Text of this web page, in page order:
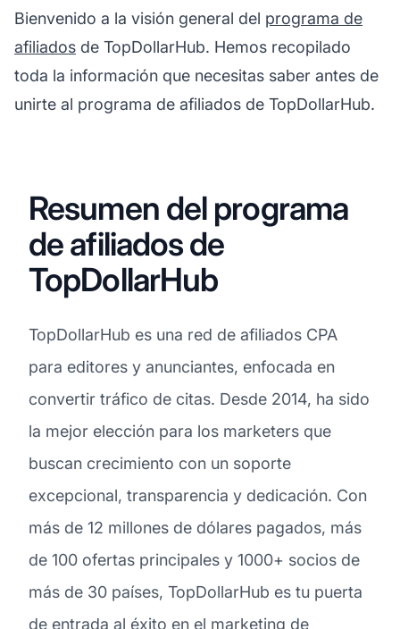
Bienvenido a la visión general del programa de
afiliados de TopDollarHub. Hemos recopilado
toda la información que necesitas saber antes de
unirte al programa de afiliados de TopDollarHub.
Resumen del programa
de afiliados de
TopDollarHub
TopDollarHub es una red de afiliados CPA
para editores y anunciantes, enfocada en
convertir tráfico de citas. Desde 2014, ha sido
la mejor elección para los marketers que
buscan crecimiento con un soporte
excepcional, transparencia y dedicación. Con
más de 12 millones de dólares pagados, más
de 100 ofertas principales y 1000+ socios de
más de 30 países, TopDollarHub es tu puerta
de entrada al éxito en el marketing de